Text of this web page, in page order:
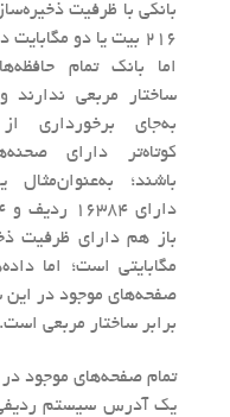
۲۱۶ بیت یا دو مگابایت
ساختار مربعی ندارند
به‌جای برخورداری
کوتاه‌تر دارای
باشند؛
مگابایتی است؛ اما
صفحه‌های موجود در این
برابر ساختار مربعی است.
تمام صفحه‌های موجود
یک آدرس سیستم